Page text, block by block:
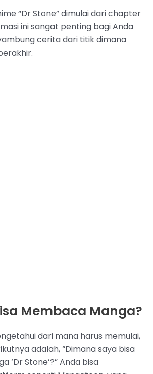
“Dr Stone” dimulai dari chapter
ini sangat penting bagi Anda
cerita dari titik dimana
Membaca Manga?
dari mana harus memulai,
adalah, “Dimana saya bisa
‘Dr Stone’?” Anda bisa